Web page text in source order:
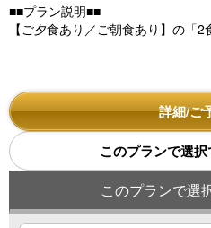
■■プラン説明■■
【ご夕食あり／ご朝食あり】の「2
詳細/ご
このプランで選
このプランで選